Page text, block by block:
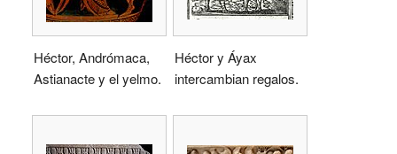
Héctor, Andrómaca,
Astianacte y el yelmo.
Héctor y Áyax
intercambian regalos.